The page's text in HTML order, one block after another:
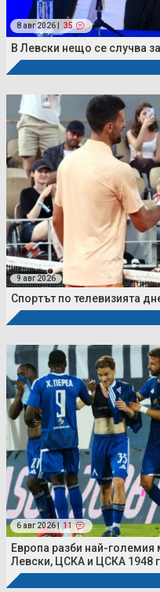
8 авг 2026 | 35
В Левски нещо се случва
9 авг 2026
Спортът по телевизията
6 авг 2026 | 11
Европа разби най-големия
Левски, ЦСКА и ЦСКА 1948